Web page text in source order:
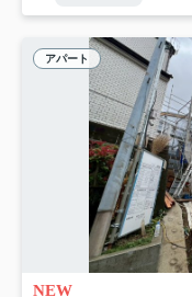
アパート
NEW